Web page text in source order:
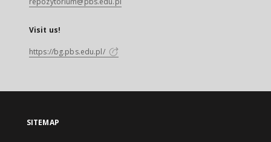
Visit us!
https://bg.pbs.edu.pl/
SITEMAP